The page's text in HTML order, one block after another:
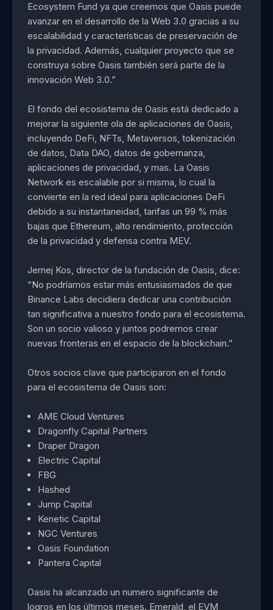
Ecosystem Fund ya que creemos que Oasis puede
avanzar en el desarrollo de la Web 3.0 gracias a su
escalabilidad y características de preservación de
la privacidad. Además, cualquier proyecto que se
construya sobre Oasis también será parte de la
innovación Web 3.0.”
El fondo del ecosistema de Oasis está dedicado a
mejorar la siguiente ola de aplicaciones de Oasis,
incluyendo DeFi, NFTs, Metaversos, tokenización
de datos, Data DAO, datos de gobernanza,
aplicaciones de privacidad, y mas. La Oasis
Network es escalable por si misma, lo cual la
convierte en la red ideal para aplicaciones DeFi
debido a su instantaneidad, tarifas un 99 % más
bajas que Ethereum, alto rendimiento, protección
de la privacidad y defensa contra MEV.
Jernej Kos, director de la fundación de Oasis, dice:
“No podríamos estar más entusiasmados de que
Binance Labs decidiera dedicar una contribución
tan significativa a nuestro fondo para el ecosistema.
Son un socio valioso y juntos podremos crear
nuevas fronteras en el espacio de la blockchain.”
Otros socios clave que participaron en el fondo
para el ecosistema de Oasis son:
AME Cloud Ventures
Dragonfly Capital Partners
Draper Dragon
Electric Capital
FBG
Hashed
Jump Capital
Kenetic Capital
NGC Ventures
Oasis Foundation
Pantera Capital
Oasis ha alcanzado un numero significante de
logros en los últimos meses. Emerald, el EVM